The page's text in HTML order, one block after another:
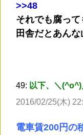
>>48
それでも腐っ
田舎だとあん
49: 以下、＼
2016/02/25(木)
電車賃200円の